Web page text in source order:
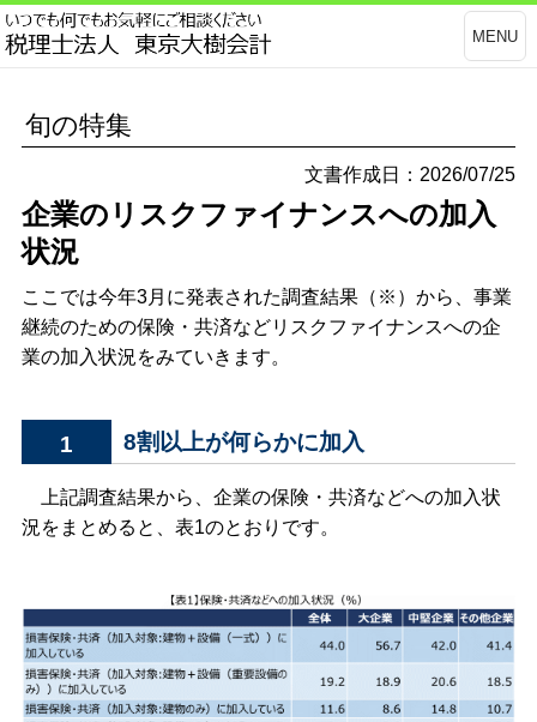
MENU
旬の特集
文書作成日：2026/07/25
企業のリスクファイナンスへの加入
状況
ここでは今年3月に発表された調査結果（※）から、事業
継続のための保険・共済などリスクファイナンスへの企
業の加入状況をみていきます。
1 8割以上が何らかに加入
上記調査結果から、企業の保険・共済などへの加入状
況をまとめると、表1のとおりです。